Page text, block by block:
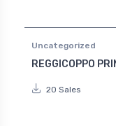
Uncategorized
REGGICOPPO
20 Sales